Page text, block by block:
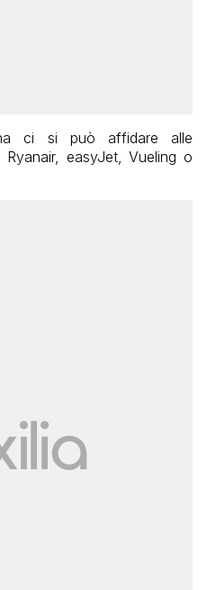
ci si può affidare alle
easyJet, Vueling o